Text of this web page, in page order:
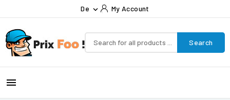
De  My Account
Search
